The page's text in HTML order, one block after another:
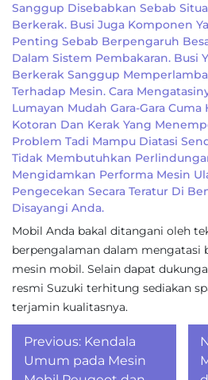
Sanggup Disebabkan Sebab
Berkerak. Busi Juga Komponen
Penting Sebab Berpengaruh
Dalam Sistem Pembakaran. Busi
Berkerak Sanggup
Terhadap Mesin. Cara
Lumayan Mudah Gara-Gara
Kotoran Dan Kerak Yang
Problem Tadi Mampu Diatasi
Tidak Membutuhkan
Mengidamkan Performa Mesin
Pengecekan Secara Teratur Di
Disayangi Anda.
Mobil Anda bakal ditangani oleh
berpengalaman dalam mengatasi
mesin mobil. Selain dapat
resmi Suzuki terhitung sediakan
terjamin kualitasnya.
Post
navigation
Previous: Kendala
Umum pada Mesin